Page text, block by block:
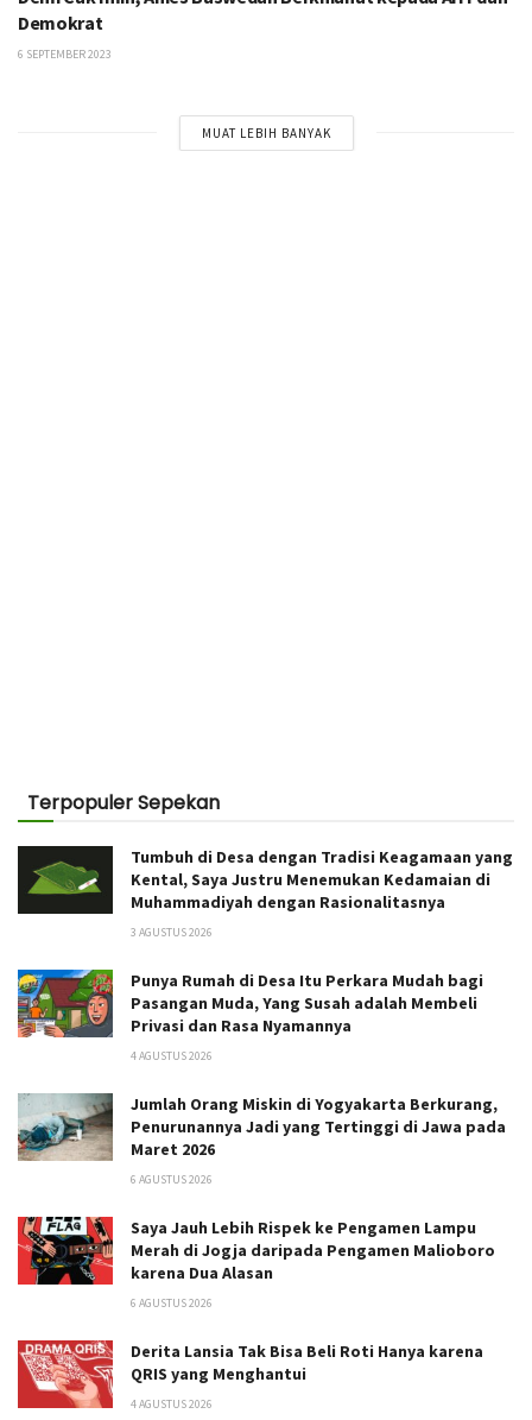
Demokrat
6 SEPTEMBER 2023
MUAT LEBIH BANYAK
Terpopuler Sepekan
Tumbuh di Desa dengan Tradisi Keagamaan yang
Kental, Saya Justru Menemukan Kedamaian di
Muhammadiyah dengan Rasionalitasnya
3 AGUSTUS 2026
Punya Rumah di Desa Itu Perkara Mudah bagi
Pasangan Muda, Yang Susah adalah Membeli
Privasi dan Rasa Nyamannya
4 AGUSTUS 2026
Jumlah Orang Miskin di Yogyakarta Berkurang,
Penurunannya Jadi yang Tertinggi di Jawa pada
Maret 2026
6 AGUSTUS 2026
Saya Jauh Lebih Rispek ke Pengamen Lampu
Merah di Jogja daripada Pengamen Malioboro
karena Dua Alasan
6 AGUSTUS 2026
Derita Lansia Tak Bisa Beli Roti Hanya karena
QRIS yang Menghantui
4 AGUSTUS 2026